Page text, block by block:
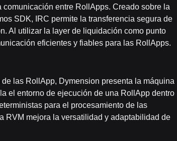
entre RollApps. Creado sobre la
SDK, IRC permite la transferencia segura de
Al utilizar la layer de liquidación como punto
eficientes y fiables para las RollApps.
las RollApp, Dymension presenta la máquina
el entorno de ejecución de una RollApp dentro
para el procesamiento de las
RVM mejora la versatilidad y adaptabilidad de